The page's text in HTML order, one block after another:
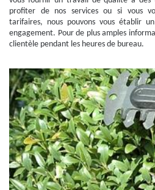
profiter de nos services ou si vous
tarifaires, nous pouvons vous établir
engagement. Pour de plus amples
clientèle pendant les heures de bureau.